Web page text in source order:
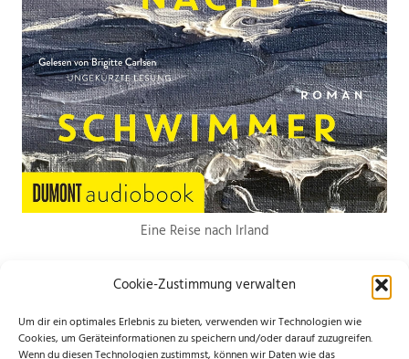
Cookie-Zustimmung verwalten
Um dir ein optimales Erlebnis zu bieten, verwenden wir Technologien wie
Cookies, um Geräteinformationen zu speichern und/oder darauf zuzugreifen.
Wenn du diesen Technologien zustimmst, können wir Daten wie das
Eine Reise nach Irland